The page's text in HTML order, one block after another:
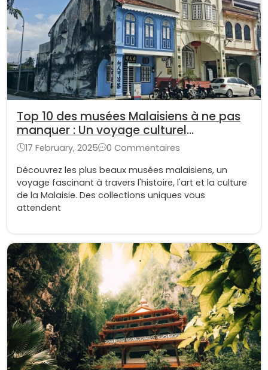
Top 10 des musées Malaisiens à ne pas
manquer : Un voyage culturel
inoubliable
17 February, 2025
0 Commentaires
Découvrez les plus beaux musées malaisiens, un
voyage fascinant à travers l'histoire, l'art et la culture
de la Malaisie. Des collections uniques vous
attendent